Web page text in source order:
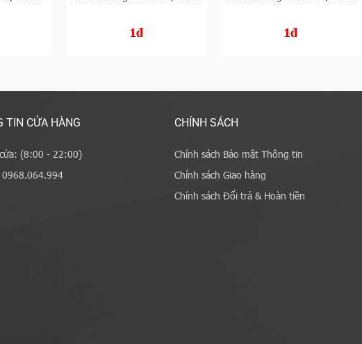
1đ 1đ
TIN CỬA HÀNG
(8:00 - 22:00)
0968.064.994
CHÍNH SÁCH
Chính sách Bảo mật Thông tin
Chính sách Giao hàng
Chính sách Đổi trả & Hoàn tiền